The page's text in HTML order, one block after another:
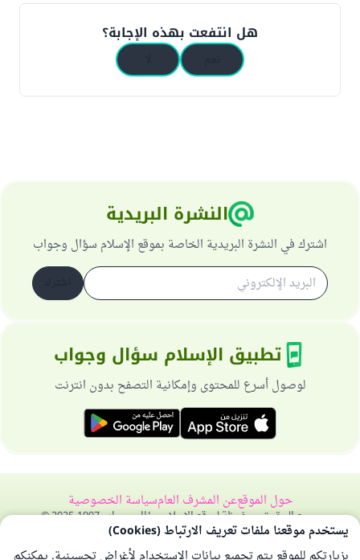
هل انتفعت بهذه الإجابة؟
النشرة البريدية
اشترك في النشرة البريدية الخاصة بموقع الإسلام سؤال وجواب
تطبيق الإسلام سؤال وجواب
لوصول أسرع للمحتوى وإمكانية التصفح بدون انترنت
حول الموقععن المشرف العامسياسة الخصوصية
جميع الحقوق محفوظة لموقع الإسلام سؤال وجواب 1997-2025 ©
يستخدم موقعنا ملفات تعريف الارتباط (Cookies)